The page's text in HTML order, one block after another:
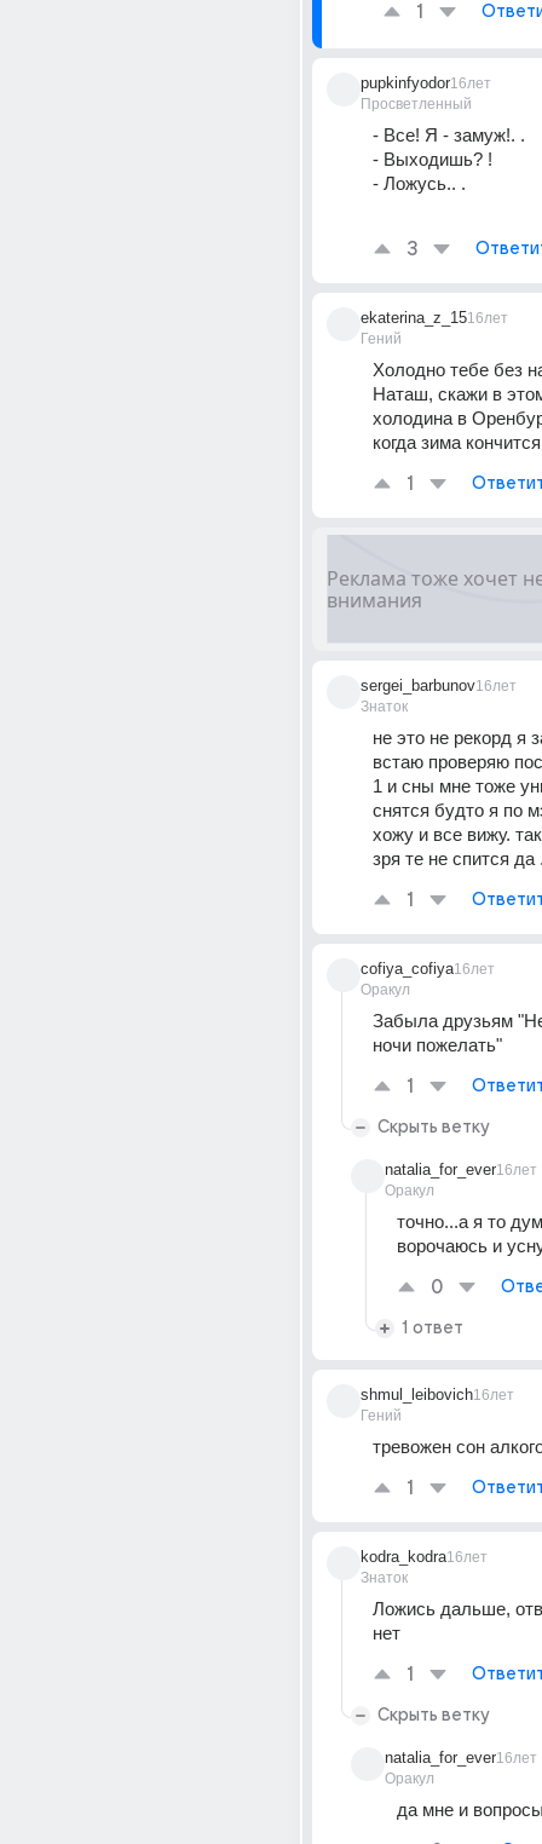
1
pupkinfyodor
Просветленный
16лет
- Все! Я - замуж!. .
- Выходишь? !
- Ложусь.. .
3
ekaterina_z_15
Гений
16лет
Холодно тебе без
Наташ, скажи в
холодина в
когда зима
1
sergei_barbunov
Знаток
16лет
не это не рекорд я
встаю проверяю
1 и сны мне тоже
снятся будто я по
хожу и все вижу.
зря те не спится да
1
cofiya_cofiya
Оракул
16лет
Забыла друзьям
ночи пожелать"
1
Скрыть ветку
natalia_for_ever
Оракул
16лет
точно...а я то
ворочаюсь и
0
1 ответ
shmul_leibovich
Гений
16лет
тревожен сон
1
kodra_kodra
Знаток
16лет
Ложись дальше,
нет
1
Скрыть ветку
natalia_for_ever
Оракул
16лет
да мне и